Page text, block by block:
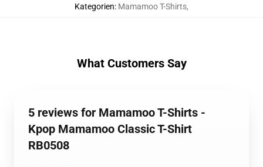
Kategorien: Mamamoo T-Shirts,
What Customers Say
5 reviews for Mamamoo T-Shirts -
Kpop Mamamoo Classic T-Shirt
RB0508